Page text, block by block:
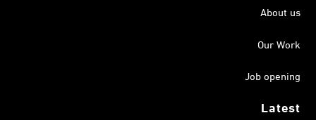
About us
Our Work
Job opening
Latest